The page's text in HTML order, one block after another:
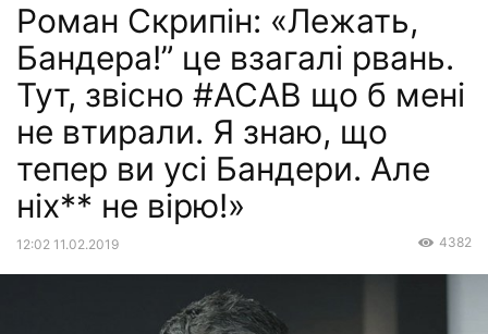
Роман Скрипін: «Лежать,
Бандера!” це взагалі рвань.
Тут, звісно #ACAB що б мені
не втирали. Я знаю, що
тепер ви усі Бандери. Але
ніх** не вірю!»
12:02 11.02.2019 4382